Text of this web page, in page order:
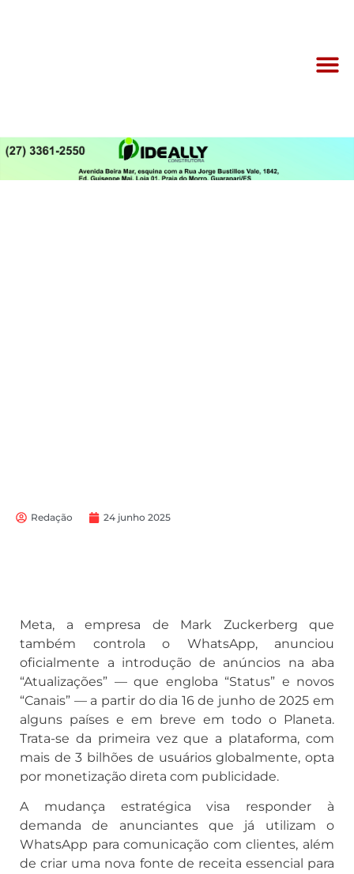
Redação 24 junho 2025
Meta, a empresa de Mark Zuckerberg que
também controla o WhatsApp, anunciou
oficialmente a introdução de anúncios na aba
“Atualizações” — que engloba “Status” e novos
“Canais” — a partir do dia 16 de junho de 2025 em
alguns países e em breve em todo o Planeta.
Trata-se da primeira vez que a plataforma, com
mais de 3 bilhões de usuários globalmente, opta
por monetização direta com publicidade.
A mudança estratégica visa responder à
demanda de anunciantes que já utilizam o
WhatsApp para comunicação com clientes, além
de criar uma nova fonte de receita essencial para